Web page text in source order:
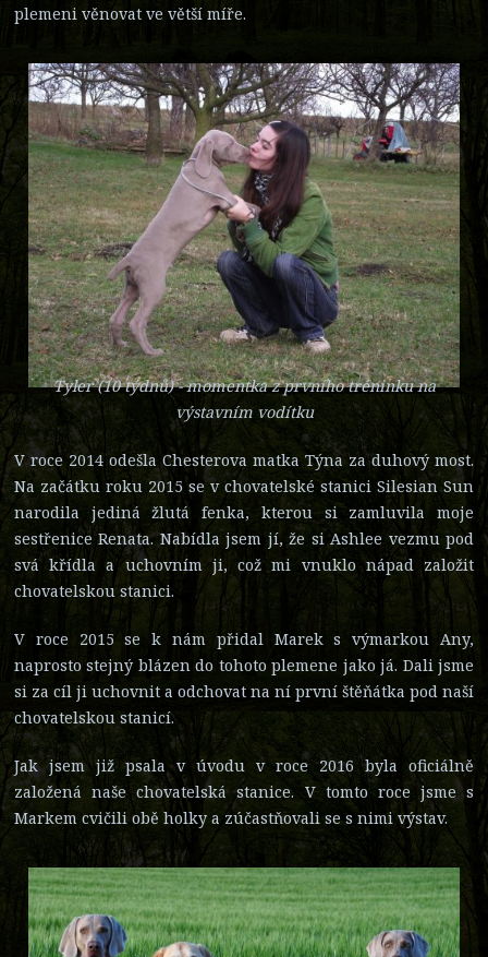
plemeni věnovat ve větší míře.
Tyler (10 týdnů) - momentka z prvního tréninku na
výstavním vodítku
V roce 2014 odešla Chesterova matka Týna za duhový most.
Na začátku roku 2015 se v chovatelské stanici Silesian Sun
narodila jediná žlutá fenka, kterou si zamluvila moje
sestřenice Renata. Nabídla jsem jí, že si Ashlee vezmu pod
svá křídla a uchovním ji, což mi vnuklo nápad založit
chovatelskou stanici.
V roce 2015 se k nám přidal Marek s výmarkou Any,
naprosto stejný blázen do tohoto plemene jako já. Dali jsme
si za cíl ji uchovnit a odchovat na ní první štěňátka pod naší
chovatelskou stanicí.
Jak jsem již psala v úvodu v roce 2016 byla oficiálně
založená naše chovatelská stanice. V tomto roce jsme s
Markem cvičili obě holky a zúčastňovali se s nimi výstav.